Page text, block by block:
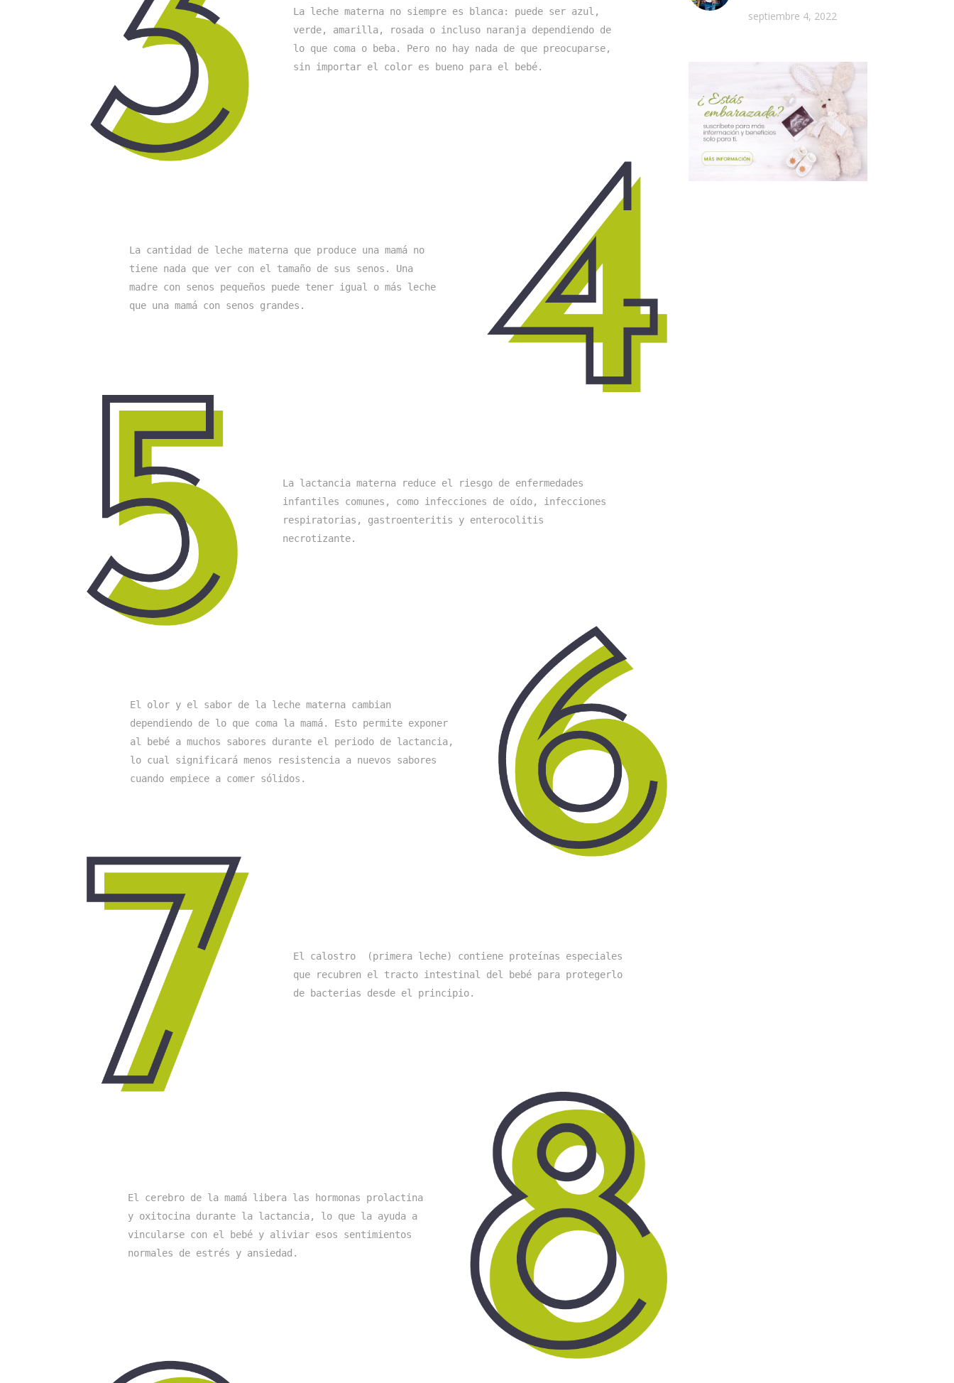
La leche materna no siempre es blanca: puede ser azul,
verde, amarilla, rosada o incluso naranja dependiendo de
lo que coma o beba. Pero no hay nada de que preocuparse,
sin importar el color es bueno para el bebé.
La cantidad de leche materna que produce una mamá no
tiene nada que ver con el tamaño de sus senos. Una
madre con senos pequeños puede tener igual o más leche
que una mamá con senos grandes.
La lactancia materna reduce el riesgo de enfermedades
infantiles comunes, como infecciones de oído, infecciones
respiratorias, gastroenteritis y enterocolitis
necrotizante.
El olor y el sabor de la leche materna cambian
dependiendo de lo que coma la mamá. Esto permite exponer
al bebé a muchos sabores durante el periodo de lactancia,
lo cual significará menos resistencia a nuevos sabores
cuando empiece a comer sólidos.
El calostro  (primera leche) contiene proteínas especiales
que recubren el tracto intestinal del bebé para protegerlo
de bacterias desde el principio.
El cerebro de la mamá libera las hormonas prolactina
y oxitocina durante la lactancia, lo que la ayuda a
vincularse con el bebé y aliviar esos sentimientos
normales de estrés y ansiedad.
septiembre 4, 2022